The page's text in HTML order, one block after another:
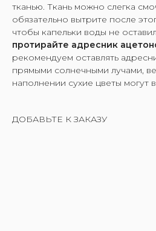
тканью. Ткань можно слегка
обязательно вытрите после
чтобы капельки воды не
протирайте адресник
рекомендуем оставлять
прямыми солнечными лучами,
наполнении сухие цветы могут
ДОБАВЬТЕ К ЗАКАЗУ